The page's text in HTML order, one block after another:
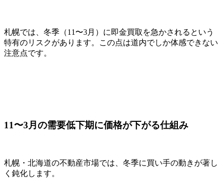
札幌では、冬季（11〜3月）に即金買取を急かされるという
特有のリスクがあります。この点は道内でしか体感できない
注意点です。
11〜3月の需要低下期に価格が下がる仕組み
札幌・北海道の不動産市場では、冬季に買い手の動きが著し
く鈍化します。